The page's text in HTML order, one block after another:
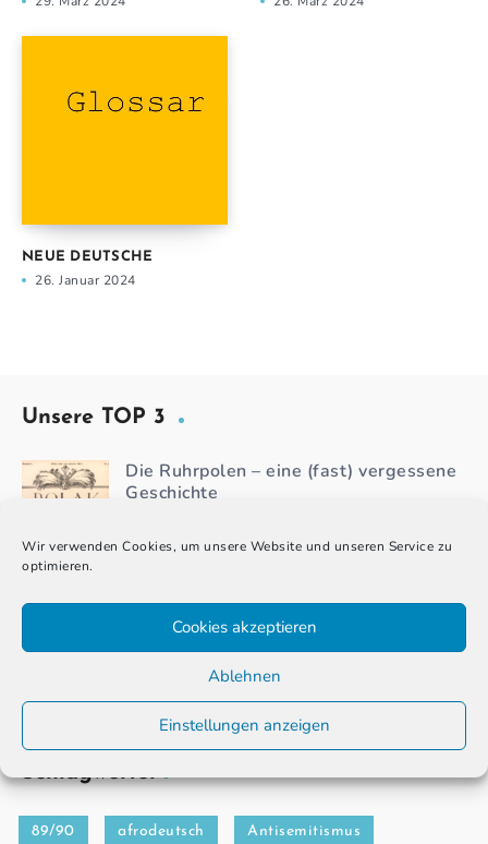
Wir verwenden Cookies, um unsere Website und unseren Service zu
optimieren.
Cookies akzeptieren
Ablehnen
Einstellungen anzeigen
NEUE DEUTSCHE
26. Januar 2024
Unsere TOP 3
Die Ruhrpolen – eine (fast) vergessene
Geschichte
Wer darf wählen – und wer nicht?
Wahlberechtigte bei den Wahlen zum
Deutschen Bundestag
Schlagwörter
89/90 afrodeutsch Antisemitismus